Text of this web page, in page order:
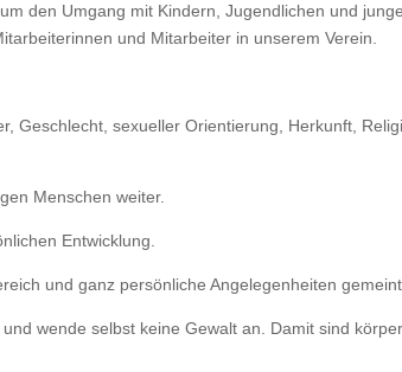
den Umgang mit Kindern, Jugendlichen und
und Mitarbeiter in unserem Verein.
Geschlecht, sexueller Orientierung, Herkunft,
Menschen weiter.
Entwicklung.
und ganz persönliche Angelegenheiten
wende selbst keine Gewalt an. Damit sind